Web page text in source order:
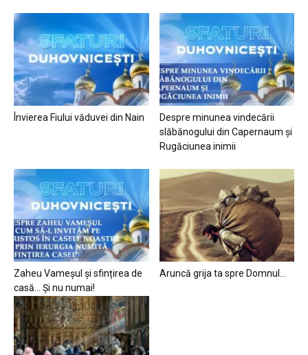
Învierea Fiului văduvei din Nain
Despre minunea vindecării
slăbănogului din Capernaum și
Rugăciunea inimii
Zaheu Vameșul și sfințirea de
casă… Și nu numai!
Aruncă grija ta spre Domnul…